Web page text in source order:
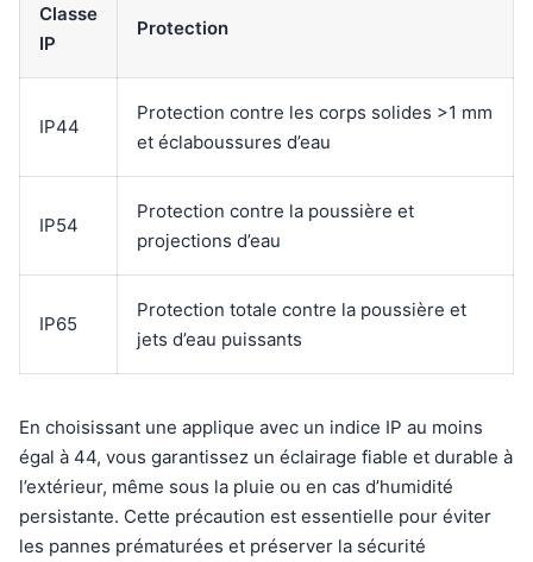
Classe
IP
Protection
IP44
Protection contre les corps solides >1 mm
et éclaboussures d’eau
IP54
Protection contre la poussière et
projections d’eau
IP65
Protection totale contre la poussière et
jets d’eau puissants
En choisissant une applique avec un indice IP au moins
égal à 44, vous garantissez un éclairage fiable et durable à
l’extérieur, même sous la pluie ou en cas d’humidité
persistante. Cette précaution est essentielle pour éviter
les pannes prématurées et préserver la sécurité